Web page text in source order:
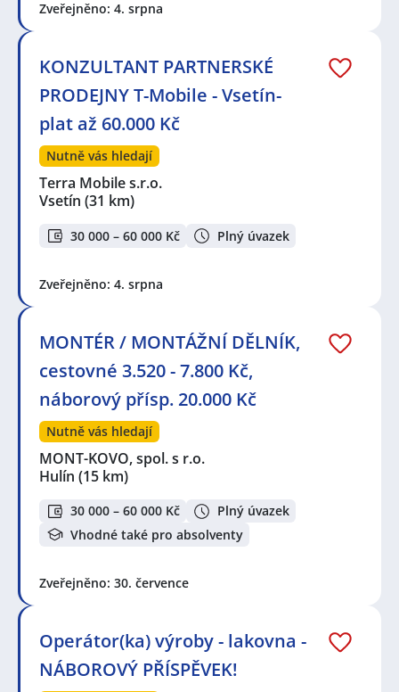
/ Elektromontérka,Elektrikář / Elektrikářka
technik / technička
technička automatizace
Seznam lokalit v zobrazených inzerátech:
Celá ČR,Prostějov,Otrokovice ,Vsetín,Hulín
Kroměříž
Bystřice pod Hostýnem
Horní Moštěnice,Holešov
Všetuly, Holešov,Rusava
Újezd, okres Přerov
Zveřejněno: 4. srpna
KONZULTANT PARTNERSKÉ
PRODEJNY T-Mobile - Vsetín-
plat až 60.000 Kč
Nutně vás hledají
Terra Mobile s.r.o.
Vsetín (31 km)
30 000 – 60 000 Kč Plný úvazek
Zveřejněno: 4. srpna
MONTÉR / MONTÁŽNÍ DĚLNÍK,
cestovné 3.520 - 7.800 Kč,
náborový přísp. 20.000 Kč
Nutně vás hledají
MONT-KOVO, spol. s r.o.
Hulín (15 km)
30 000 – 60 000 Kč
Plný úvazek
Vhodné také pro absolventy
Zveřejněno: 30. července
Operátor(ka) výroby - lakovna -
NÁBOROVÝ PŘÍSPĚVEK!